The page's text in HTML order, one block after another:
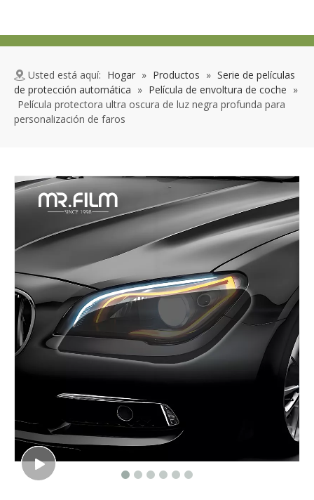
Usted está aquí: Hogar » Productos » Serie de películas
de protección automática » Película de envoltura de coche »
Película protectora ultra oscura de luz negra profunda para
personalización de faros